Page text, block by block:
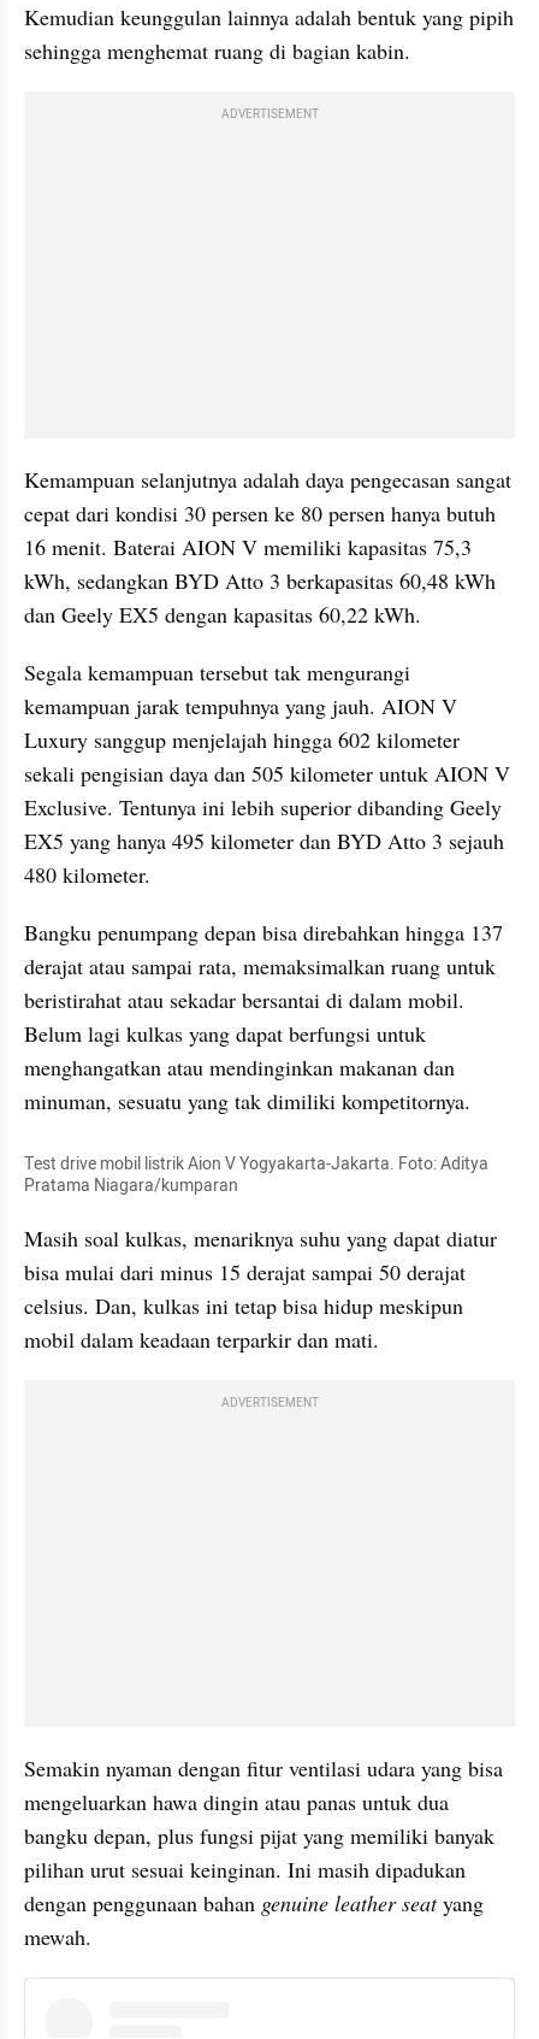
Kemudian keunggulan lainnya adalah bentuk yang pipih
sehingga menghemat ruang di bagian kabin.
ADVERTISEMENT
Kemampuan selanjutnya adalah daya pengecasan sangat
cepat dari kondisi 30 persen ke 80 persen hanya butuh
16 menit. Baterai AION V memiliki kapasitas 75,3
kWh, sedangkan BYD Atto 3 berkapasitas 60,48 kWh
dan Geely EX5 dengan kapasitas 60,22 kWh.
Segala kemampuan tersebut tak mengurangi
kemampuan jarak tempuhnya yang jauh. AION V
Luxury sanggup menjelajah hingga 602 kilometer
sekali pengisian daya dan 505 kilometer untuk AION V
Exclusive. Tentunya ini lebih superior dibanding Geely
EX5 yang hanya 495 kilometer dan BYD Atto 3 sejauh
480 kilometer.
Bangku penumpang depan bisa direbahkan hingga 137
derajat atau sampai rata, memaksimalkan ruang untuk
beristirahat atau sekadar bersantai di dalam mobil.
Belum lagi kulkas yang dapat berfungsi untuk
menghangatkan atau mendinginkan makanan dan
minuman, sesuatu yang tak dimiliki kompetitornya.
Test drive mobil listrik Aion V Yogyakarta-Jakarta. Foto: Aditya
Pratama Niagara/kumparan
Masih soal kulkas, menariknya suhu yang dapat diatur
bisa mulai dari minus 15 derajat sampai 50 derajat
celsius. Dan, kulkas ini tetap bisa hidup meskipun
mobil dalam keadaan terparkir dan mati.
ADVERTISEMENT
Semakin nyaman dengan fitur ventilasi udara yang bisa
mengeluarkan hawa dingin atau panas untuk dua
bangku depan, plus fungsi pijat yang memiliki banyak
pilihan urut sesuai keinginan. Ini masih dipadukan
dengan penggunaan bahan genuine leather seat yang
mewah.